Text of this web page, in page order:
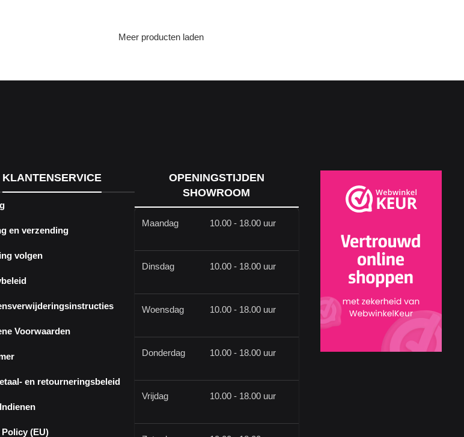
Meer producten laden
KLANTENSERVICE
en verzending
volgen
Voorwaarden
en retourneringsbeleid
(EU)
OPENINGSTIJDEN
SHOWROOM
Maandag 10.00 - 18.00 uur
Dinsdag 10.00 - 18.00 uur
Woensdag 10.00 - 18.00 uur
Donderdag 10.00 - 18.00 uur
Vrijdag 10.00 - 18.00 uur